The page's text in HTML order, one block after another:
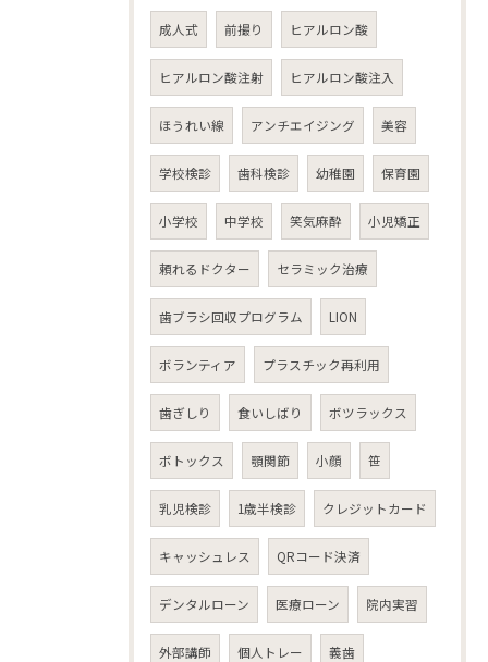
成人式 前撮り ヒアルロン酸
ヒアルロン酸注射 ヒアルロン酸注入
ほうれい線 アンチエイジング 美容
学校検診 歯科検診 幼稚園 保育園
小学校 中学校 笑気麻酔 小児矯正
頼れるドクター セラミック治療
歯ブラシ回収プログラム LION
ボランティア プラスチック再利用
歯ぎしり 食いしばり ボツラックス
ボトックス 顎関節 小顔 笹
乳児検診 1歳半検診 クレジットカード
キャッシュレス QRコード決済
デンタルローン 医療ローン 院内実習
外部講師 個人トレー 義歯